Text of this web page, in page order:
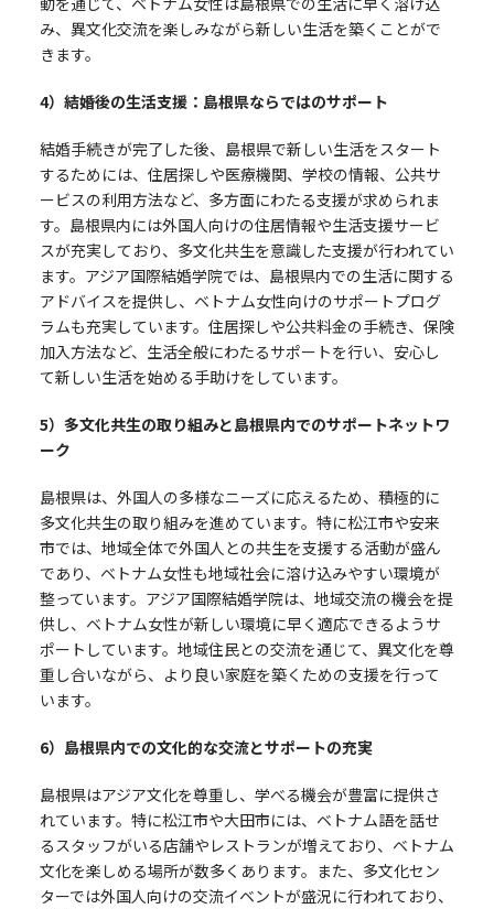
み、異文化交流を楽しみながら新しい生活を築くことがで
きます。
4）結婚後の生活支援：島根県ならではのサポート
結婚手続きが完了した後、島根県で新しい生活をスタート
するためには、住居探しや医療機関、学校の情報、公共サ
ービスの利用方法など、多方面にわたる支援が求められま
す。島根県内には外国人向けの住居情報や生活支援サービ
スが充実しており、多文化共生を意識した支援が行われてい
ます。アジア国際結婚学院では、島根県内での生活に関する
アドバイスを提供し、ベトナム女性向けのサポートプログ
ラムも充実しています。住居探しや公共料金の手続き、保険
加入方法など、生活全般にわたるサポートを行い、安心し
て新しい生活を始める手助けをしています。
5）多文化共生の取り組みと島根県内でのサポートネットワ
ーク
島根県は、外国人の多様なニーズに応えるため、積極的に
多文化共生の取り組みを進めています。特に松江市や安来
市では、地域全体で外国人との共生を支援する活動が盛ん
であり、ベトナム女性も地域社会に溶け込みやすい環境が
整っています。アジア国際結婚学院は、地域交流の機会を提
供し、ベトナム女性が新しい環境に早く適応できるようサ
ポートしています。地域住民との交流を通じて、異文化を尊
重し合いながら、より良い家庭を築くための支援を行って
います。
6）島根県内での文化的な交流とサポートの充実
島根県はアジア文化を尊重し、学べる機会が豊富に提供さ
れています。特に松江市や大田市には、ベトナム語を話せ
るスタッフがいる店舗やレストランが増えており、ベトナム
文化を楽しめる場所が数多くあります。また、多文化セン
ターでは外国人向けの交流イベントが盛況に行われており、